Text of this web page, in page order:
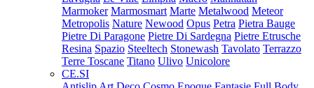
Marmoker Marmosmart Marte Metalwood Meteor
Metropolis Nature Newood Opus Petra Pietra Bauge
Pietre Di Paragone Pietre Di Sardegna Pietre Etrusche
Resina Spazio Steeltech Stonewash Tavolato Terrazzo
Terre Toscane Titano Ulivo Unicolore
CE.SI